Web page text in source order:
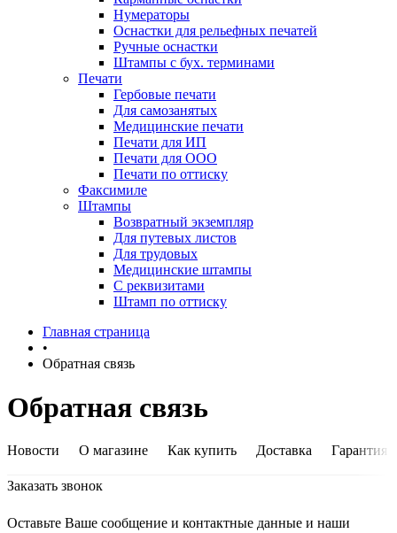
Нумераторы
Оснастки для рельефных печатей
Ручные оснастки
Штампы с бух. терминами
Печати
Гербовые печати
Для самозанятых
Медицинские печати
Печати для ИП
Печати для ООО
Печати по оттиску
Факсимиле
Штампы
Возвратный экземпляр
Для путевых листов
Для трудовых
Медицинские штампы
С реквизитами
Штамп по оттиску
Главная страница
•
Обратная связь
Обратная связь
Новости О магазине Как купить Доставка Гарантия
Заказать звонок
Оставьте Ваше сообщение и контактные данные и наши